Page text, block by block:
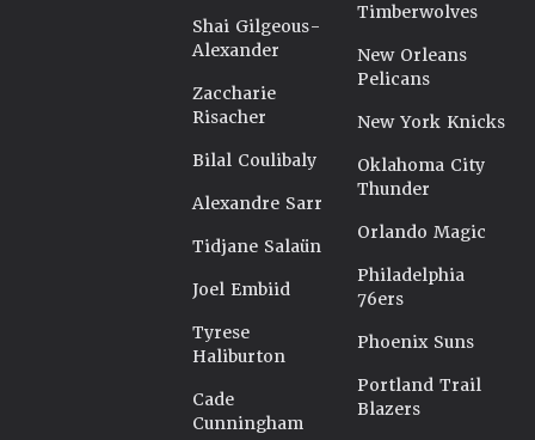
Shai Gilgeous-
Alexander
Zaccharie
Risacher
Bilal Coulibaly
Alexandre Sarr
Tidjane Salaün
Joel Embiid
Tyrese
Haliburton
Cade
Cunningham
Timberwolves
New Orleans
Pelicans
New York Knicks
Oklahoma City
Thunder
Orlando Magic
Philadelphia
76ers
Phoenix Suns
Portland Trail
Blazers